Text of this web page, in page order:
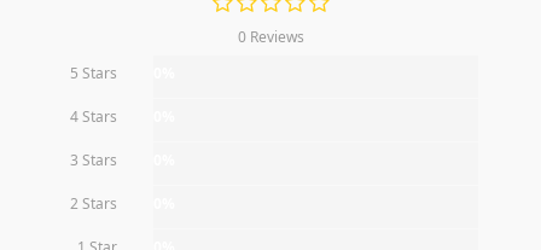
0 Reviews
5 Stars
4 Stars
3 Stars
2 Stars